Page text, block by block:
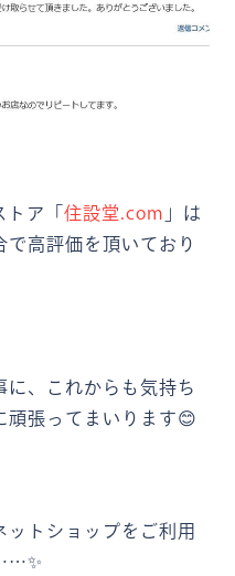
トア「住設堂.com 」は
で高評価を頂いており
に、これからも気持ち
頑張ってまいります😊
ットショップをご利用